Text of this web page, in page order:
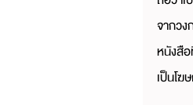
จากวง
หนังสือ
เป็นโ